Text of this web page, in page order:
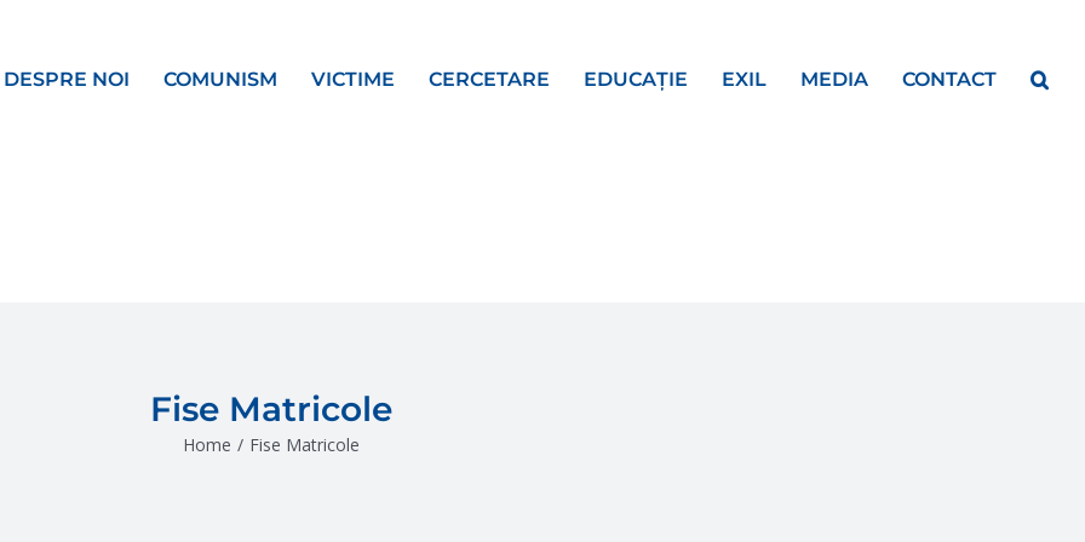
DESPRE NOI COMUNISM VICTIME CERCETARE EDUCAȚIE EXIL MEDIA CONTACT
Fise Matricole
Home / Fise Matricole